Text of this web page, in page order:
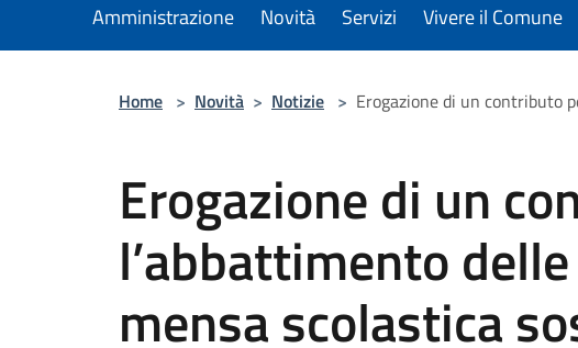
Amministrazione Novità Servizi Vivere il Comune
Home > Novità > Notizie > Erogazione di un contributo
Erogazione di un
l’abbattimento
mensa scolastica